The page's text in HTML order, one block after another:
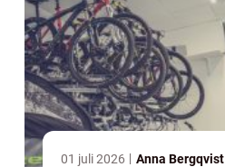
01 juli 2026 Anna Bergqvist